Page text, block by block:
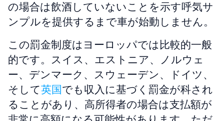
の場合は飲酒していないことを示す呼気サ
ンプルを提供するまで車が始動しません。
この罰金制度はヨーロッパでは比較的一般
的です。スイス、エストニア、ノルウェ
ー、デンマーク、スウェーデン、ドイツ、
そして英国でも収入に基づく罰金が科され
ることがあり、高所得者の場合は支払額が